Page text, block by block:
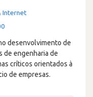
Internet
desenvolvimento de
de engenharia de
críticos orientados à
de empresas.